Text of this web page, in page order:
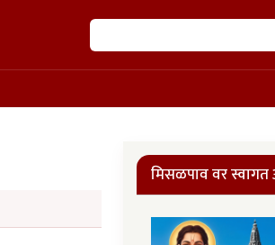
शोध
मिसळपाव वर